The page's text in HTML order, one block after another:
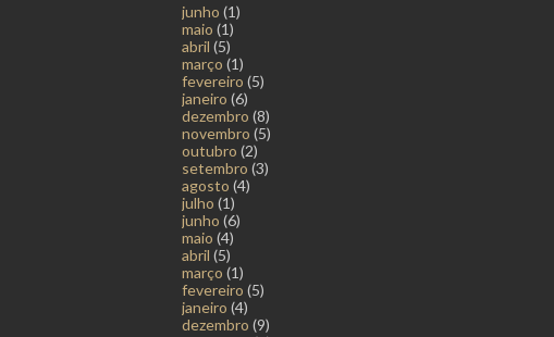
junho (1)
maio (1)
abril (5)
março (1)
fevereiro (5)
janeiro (6)
dezembro (8)
novembro (5)
outubro (2)
setembro (3)
agosto (4)
julho (1)
junho (6)
maio (4)
abril (5)
março (1)
fevereiro (5)
janeiro (4)
dezembro (9)